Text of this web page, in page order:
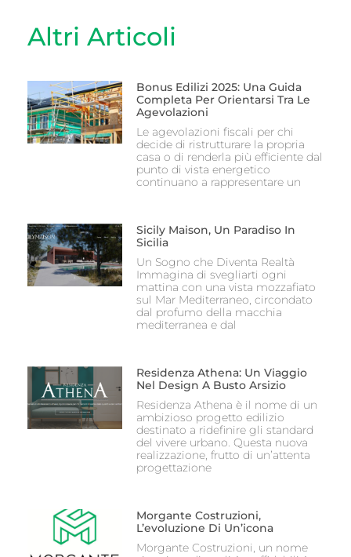
Altri Articoli
Bonus Edilizi 2025: Una Guida
Completa Per Orientarsi Tra Le
Agevolazioni
Le agevolazioni fiscali per chi
decide di ristrutturare la propria
casa o di renderla più efficiente dal
punto di vista energetico
continuano a rappresentare un
Sicily Maison, Un Paradiso In
Sicilia
Un Sogno che Diventa Realtà
Immagina di svegliarti ogni
mattina con una vista mozzafiato
sul Mar Mediterraneo, circondato
dal profumo della macchia
mediterranea e dal
Residenza Athena: Un Viaggio
Nel Design A Busto Arsizio
Residenza Athena è il nome di un
ambizioso progetto edilizio
destinato a ridefinire gli standard
del vivere urbano. Questa nuova
realizzazione, frutto di un’attenta
progettazione
Morgante Costruzioni,
L’evoluzione Di Un’icona
Morgante Costruzioni, un nome